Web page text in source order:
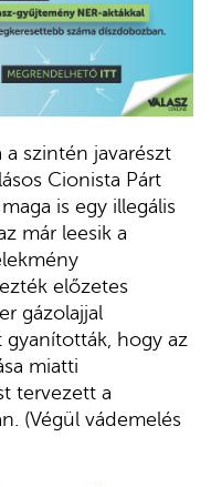
szintén javarészt
Cionista Párt
is egy illegális
már leesik a
előzetes
gázolajjal
gyanították, hogy az
miatti
tervezett a
(Végül vádemelés